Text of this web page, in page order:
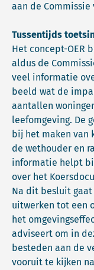
aan de Commissie
Tussentijds
Het concept-OER
aldus de
veel informatie
beeld wat de
aantallen
leefomgeving. De
bij het maken van
de wethouder en
informatie helpt
over het
Na dit besluit
uitwerken tot een
het
adviseert om in
besteden aan de
vooruit te kijken